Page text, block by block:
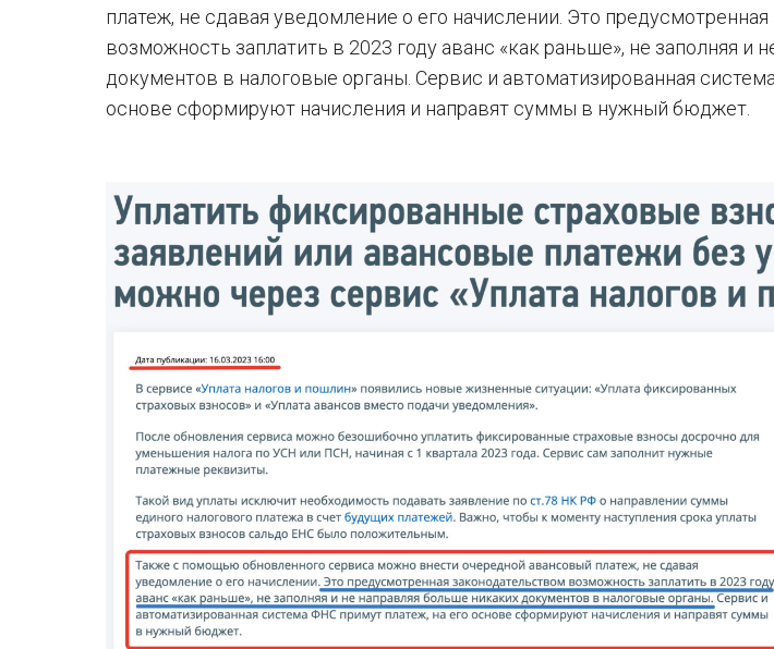
платеж, не сдавая уведомление о его начислении. Это
возможность заплатить в 2023 году аванс «как раньше», не заполняя и
документов в налоговые органы. Сервис и автоматизированная
основе сформируют начисления и направят суммы в нужный бюджет.